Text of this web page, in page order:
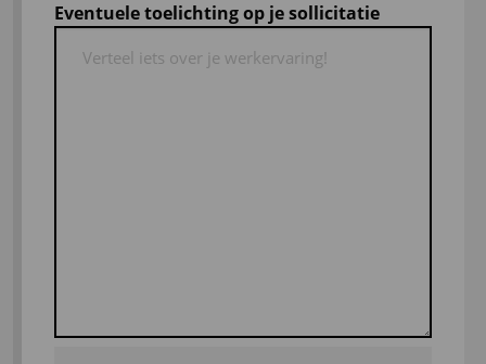
Eventuele toelichting op je sollicitatie